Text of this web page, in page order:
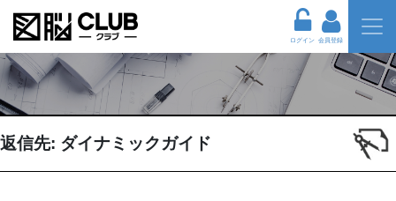
ログイン 会員登録
返信先: ダイナミックガイド